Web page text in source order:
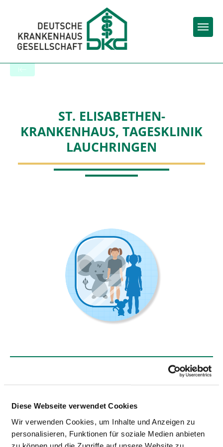
Diese Webseite verwendet Cookies
Wir verwenden Cookies, um Inhalte und Anzeigen zu
personalisieren, Funktionen für soziale Medien anbieten
ST. ELISABETHEN-
KRANKENHAUS, TAGESKLINIK
LAUCHRINGEN
JUGENDPSYCHIATRIE/TAGESKLINIK (FÜR
Hauptstr. 42
79787 Lauchringen